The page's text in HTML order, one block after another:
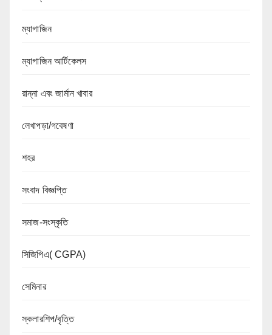
ম্যাগাজিন
ম্যাগাজিন আর্টিকেলস
রান্না এবং জার্মান খাবার
লেখাপড়া/গবেষণা
শহর
সংবাদ বিজ্ঞপ্তি
সমাজ-সংস্কৃতি
সিজিপিএ( CGPA)
সেমিনার
স্কলারশিপ/বৃত্তি